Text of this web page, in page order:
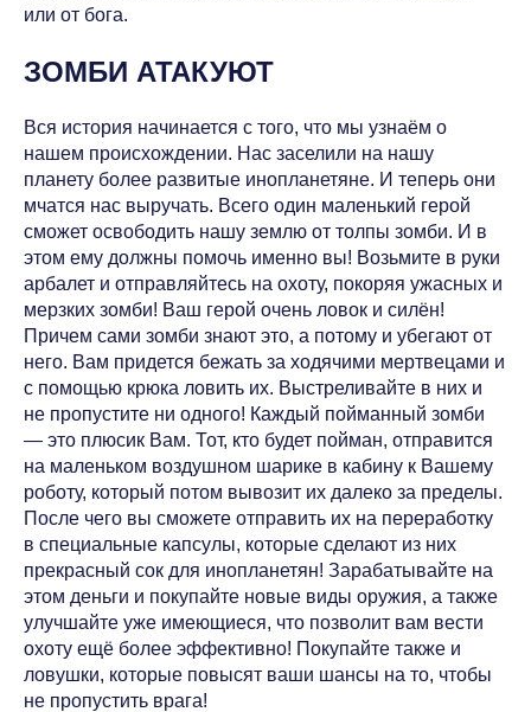
или от бога.
ЗОМБИ АТАКУЮТ
Вся история начинается с того, что мы узнаём о
нашем происхождении. Нас заселили на нашу
планету более развитые инопланетяне. И теперь они
мчатся нас выручать. Всего один маленький герой
сможет освободить нашу землю от толпы зомби. И в
этом ему должны помочь именно вы! Возьмите в руки
арбалет и отправляйтесь на охоту, покоряя ужасных и
мерзких зомби! Ваш герой очень ловок и силён!
Причем сами зомби знают это, а потому и убегают от
него. Вам придется бежать за ходячими мертвецами и
с помощью крюка ловить их. Выстреливайте в них и
не пропустите ни одного! Каждый пойманный зомби
— это плюсик Вам. Тот, кто будет пойман, отправится
на маленьком воздушном шарике в кабину к Вашему
роботу, который потом вывозит их далеко за пределы.
После чего вы сможете отправить их на переработку
в специальные капсулы, которые сделают из них
прекрасный сок для инопланетян! Зарабатывайте на
этом деньги и покупайте новые виды оружия, а также
улучшайте уже имеющиеся, что позволит вам вести
охоту ещё более эффективно! Покупайте также и
ловушки, которые повысят ваши шансы на то, чтобы
не пропустить врага!